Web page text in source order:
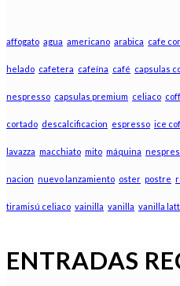
affogato agua americano arabica cafe
helado cafetera cafeína café capsulas
nespresso capsulas premium celiaco
cortado descalcificacion espresso ice
lavazza macchiato mito máquina
nacion nuevo lanzamiento oster postre
tiramisú celiaco vainilla vanilla vanilla
ENTRADAS